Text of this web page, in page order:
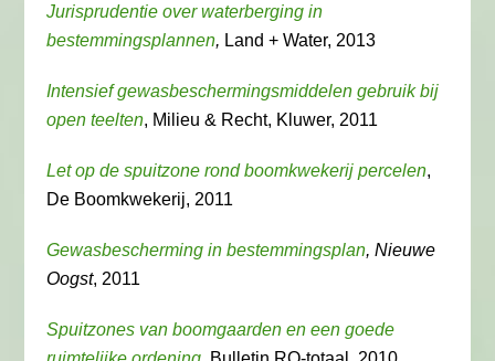
Jurisprudentie over waterberging in
bestemmingsplannen, Land + Water, 2013
Intensief gewasbeschermingsmiddelen gebruik bij
open teelten, Milieu & Recht, Kluwer, 2011
Let op de spuitzone rond boomkwekerij percelen,
De Boomkwekerij, 2011
Gewasbescherming in bestemmingsplan, Nieuwe
Oogst, 2011
Spuitzones van boomgaarden en een goede